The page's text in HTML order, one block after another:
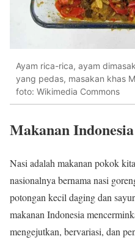
Ayam rica-rica, ayam
yang pedas, masakan khas
foto: Wikimedia Commons
Makanan Indonesia
Nasi adalah makanan pokok
nasionalnya bernama nasi
potongan kecil daging dan
makanan Indonesia
mengejutkan, bervariasi, dan